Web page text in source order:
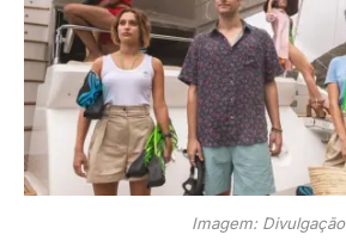
Imagem: Divulgação